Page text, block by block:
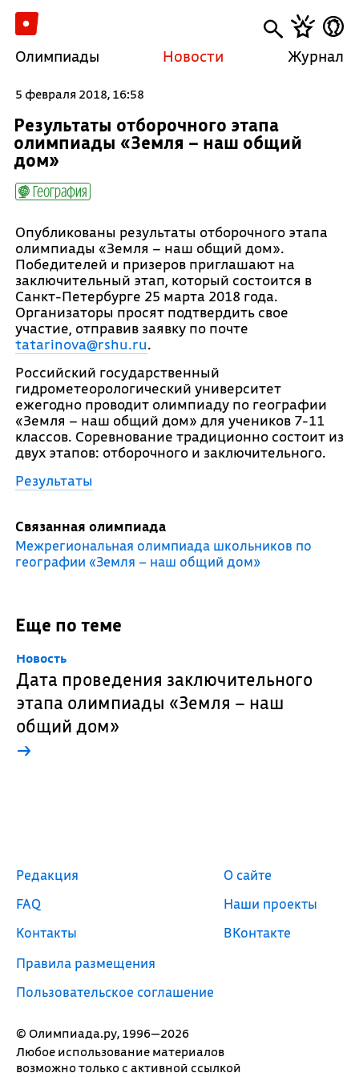
Олимпиады Новости Журнал
5 февраля 2018, 16:58
Результаты отборочного этапа
олимпиады «Земля – наш общий
дом»
География
Опубликованы результаты отборочного этапа
олимпиады «Земля – наш общий дом».
Победителей и призеров приглашают на
заключительный этап, который состоится в
Санкт-Петербурге 25 марта 2018 года.
Организаторы просят подтвердить свое
участие, отправив заявку по почте
tatarinova@rshu.ru.
Российский государственный
гидрометеорологический университет
ежегодно проводит олимпиаду по географии
«Земля – наш общий дом» для учеников 7-11
классов. Соревнование традиционно состоит из
двух этапов: отборочного и заключительного.
Результаты
Связанная олимпиада
Межрегиональная олимпиада школьников по
географии «Земля – наш общий дом»
Еще по теме
Новость
Дата проведения заключительного
этапа олимпиады «Земля – наш
общий дом»
→
© Олимпиада.ру, 1996—2026
Любое использование материалов
возможно только с активной ссылкой
Редакция
FAQ
Контакты
Правила размещения
Пользовательское соглашение
О сайте
Наши проекты
ВКонтакте